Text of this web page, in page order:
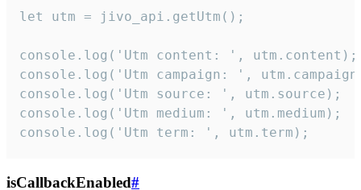
let utm = jivo_api.getUtm();
console.log('Utm content: ', utm.content);
console.log('Utm campaign: ',
console.log('Utm source: ', utm.source);
console.log('Utm medium: ', utm.medium);
console.log('Utm term: ', utm.term);
isCallbackEnabled#